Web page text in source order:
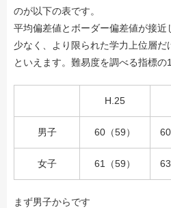
のが以下の表です。
平均偏差値とボーダー偏差値が接
少なく、より限られた学力上位層だ
といえます。難易度を調べる指標の
H.25
男子 60（59）
女子 61（59）
まず男子からです